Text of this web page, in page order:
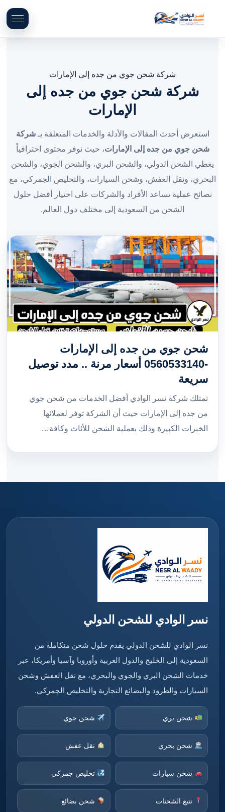
شركة شحن جوي من جده إلى الإمارات
شركة شحن جوي من جده إلى
الإمارات
استعرض أحدث المقالات والأدلة والخدمات المتعلقة بـشركة
شحن جوي من جده إلى الإمارات، حيث نوفر محتوى احترافياً
يغطي الشحن الدولي، والشحن البري، والشحن الجوي، والشحن
البحري، ونقل العفش، وشحن السيارات، والتخليص الجمركي، مع
نصائح عملية تساعد الأفراد والشركات على اختيار أفضل حلول
الشحن من السعودية إلى مختلف دول العالم.
شحن جوي من جده إلى الإمارات
-0560533140 أسعار مرنة .. مدد توصيل
سريعة
تمتلك شركة نسر الوادي أفضل الخدمات من شحن جوي
من جده إلى الإمارات حيث أن الشركة توفر لعملائها
الخبرات الكبيرة وذلك بعملية الشحن للأثاث وكافة…
نسر الوادي للشحن الدولي
نسر الوادي للشحن الدولي يقدم حلول شحن متكاملة من
السعودية إلى الخليج والدول العربية وأوروبا وآسيا وأمريكا، عبر
خدمات الشحن البري والجوي والبحري، مع نقل العفش وشحن
السيارات والطرود والبضائع التجارية والتخليص الجمركي.
شحن بري شحن جوي
شحن بحري نقل عفش
شحن سيارات تخليص جمركي
تتبع الشحنات شحن بضائع